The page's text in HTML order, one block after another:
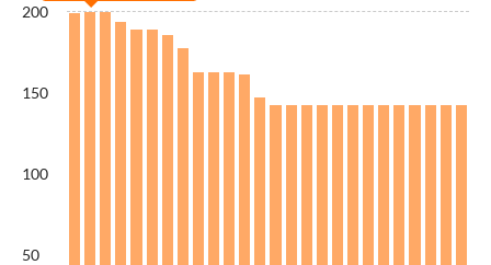
200
150
100
50